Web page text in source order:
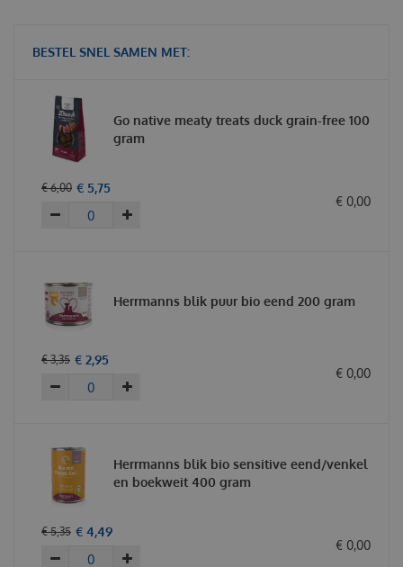
BESTEL SNEL SAMEN MET:
Go native meaty treats duck grain-free 100
gram
€ 6,00 € 5,75
€ 0,00
Herrmanns blik puur bio eend 200 gram
€ 3,35 € 2,95
€ 0,00
Herrmanns blik bio sensitive eend/venkel
en boekweit 400 gram
€ 5,35 € 4,49
€ 0,00